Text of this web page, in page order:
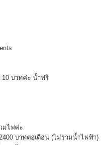
10 บาทค่ะ น้ำฟรี
มไฟค่ะ
บาทต่อเดือน (ไม่รวมน้ำไฟฟ้า)